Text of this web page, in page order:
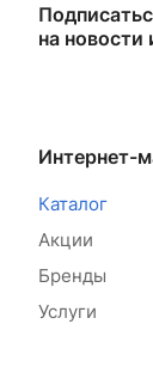
на новости
Интернет-
Каталог
Акции
Бренды
Услуги